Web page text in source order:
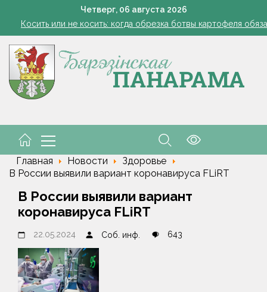
Четверг, 06 августа 2026
Семинар-совещание по охране труда профсоюза
Косить или не косить: когда обрезка ботвы картофеля
Включаем фары и продолжаем жать
расходы на проезд, если у работника нет
Семинар-совещание по охране труда профсоюза
Главная Новости
Здоровье
В России выявили вариант коронавируса FLiRT
В России выявили вариант
коронавируса FLiRT
22.05.2024 Соб. инф. 643